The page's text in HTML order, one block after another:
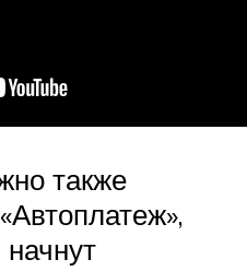
также
начнут